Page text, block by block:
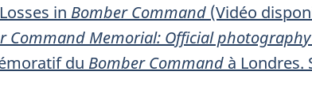
in Bomber Command (Vidéo
Command Memorial: Official
du Bomber Command à Londres.